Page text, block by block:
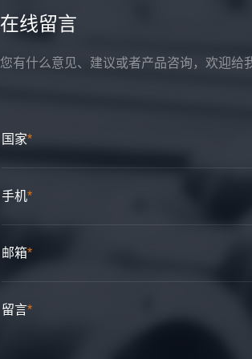
在线留言
您有什么意见、建议或者产品咨询，欢迎给
国家*
手机*
邮箱*
留言*